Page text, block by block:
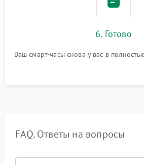
6. Готово
Ваш смарт-часы снова у вас в
FAQ. Ответы на вопросы